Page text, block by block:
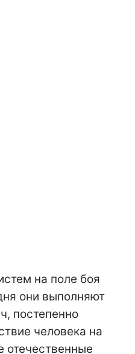
на поле боя
они выполняют
постепенно
человека на
отечественные